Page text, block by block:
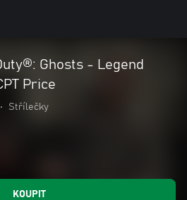
Ghosts - Legend
Price
• Střílečky
KOUPIT